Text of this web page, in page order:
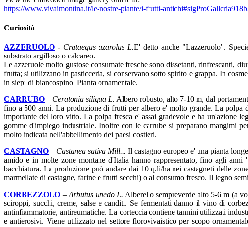
https://www.vivaimontina.it/le-nostre-piante/i-frutti-
Curiosità
AZZERUOLO - Crataegus azarolus L.E' detto anche "Lazzeruolo".
substrato argilloso o calcareo.
Le azzeruole molto gustose consumate fresche sono dissetanti, rinfrescanti,
frutta; si utilizzano in pasticceria, si conservano sotto spirito e grappa. In
in siepi di biancospino. Pianta ornamentale.
CARRUBO – Ceratonia siliqua L. Albero robusto, alto 7-10 m, dal
fino a 500 anni. La produzione di frutti per albero e' molto grande. La polpa
importante del loro vitto. La polpa fresca e' assai gradevole e ha un'azione
gomme d'impiego industriale. Inoltre con le carrube si preparano mangimi
molto indicata nell'abbellimento dei paesi costieri.
CASTAGNO – Castanea sativa Mill... Il castagno europeo e' una pianta
amido e in molte zone montane d'Italia hanno rappresentato, fino agli anni
bacchiatura. La produzione può andare dai 10 q.li/ha nei castagneti delle
marmellate di castagne, farine e frutti secchi) o al consumo fresco. Il legno
CORBEZZOLO –Arbutus unedo L. Alberello sempreverde alto 5-6 m (a
sciroppi, succhi, creme, salse e canditi. Se fermentati danno il vino di
antinfiammatorie, antireumatiche. La corteccia contiene tannini utilizzati
e antierosivi. Viene utilizzato nel settore florovivaistico per scopo